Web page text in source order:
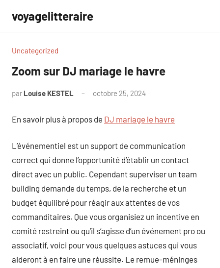
contenu
voyagelitteraire
Uncategorized
Zoom sur DJ mariage le havre
par Louise KESTEL octobre 25, 2024
En savoir plus à propos de DJ mariage le havre
L’événementiel est un support de communication
correct qui donne l’opportunité d’établir un contact
direct avec un public. Cependant superviser un team
building demande du temps, de la recherche et un
budget équilibré pour réagir aux attentes de vos
commanditaires. Que vous organisiez un incentive en
comité restreint ou qu’il s’agisse d’un événement pro ou
associatif, voici pour vous quelques astuces qui vous
aideront à en faire une réussite. Le remue-méninges